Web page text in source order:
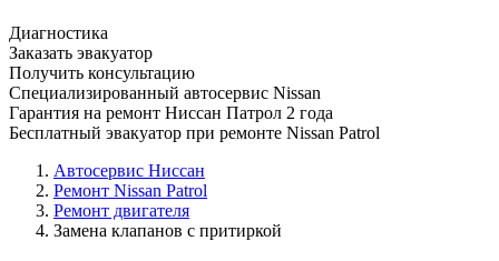
Диагностика
Заказать эвакуатор
Получить консультацию
Специализированный автосервис Nissan
Гарантия на ремонт Ниссан Патрол 2 года
Бесплатный эвакуатор при ремонте Nissan Patrol
Автосервис Ниссан
Ремонт Nissan Patrol
Ремонт двигателя
Замена клапанов с притиркой